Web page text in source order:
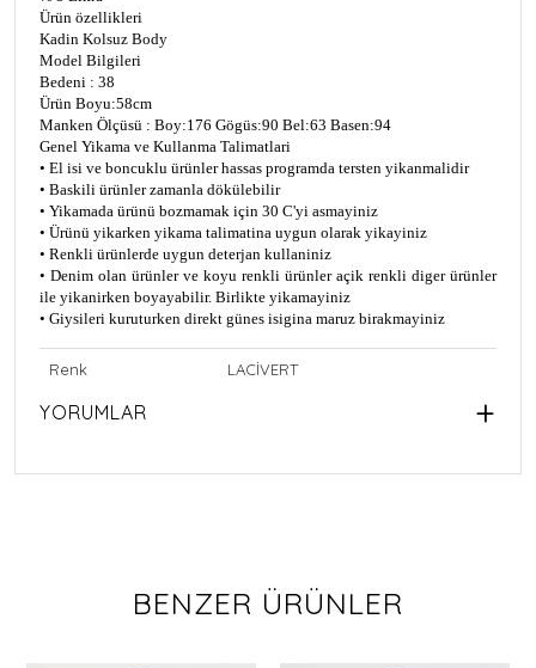
Ürün özellikleri
Kadin Kolsuz Body
Model Bilgileri
Bedeni : 38
Ürün Boyu:58cm
Manken Ölçüsü : Boy:176 Gögüs:90 Bel:63 Basen:94
Genel Yikama ve Kullanma Talimatlari
• El isi ve boncuklu ürünler hassas programda tersten yikanmalidir
• Baskili ürünler zamanla dökülebilir
• Yikamada ürünü bozmamak için 30 C'yi asmayiniz
• Ürünü yikarken yikama talimatina uygun olarak yikayiniz
• Renkli ürünlerde uygun deterjan kullaniniz
• Denim olan ürünler ve koyu renkli ürünler açik renkli diger ürünler
ile yikanirken boyayabilir. Birlikte yikamayiniz
• Giysileri kuruturken direkt günes isigina maruz birakmayiniz
Renk LACİVERT
YORUMLAR
BENZER ÜRÜNLER